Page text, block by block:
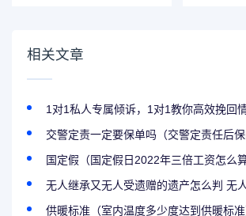
相关文章
1对1私人专属倾诉，1对1教你高效挽回
交警定责一定要保单吗（交警定责任后保
国定假（国定假日2022年三倍工资怎么算
无人继承又无人受遗赠的遗产怎么判 无
供暖标准（室内温度多少度达到供暖标准